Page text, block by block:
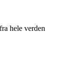
hele verden